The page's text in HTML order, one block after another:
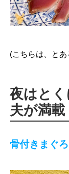
(こちらは、と
夜はと
夫が満載
骨付きまぐろ